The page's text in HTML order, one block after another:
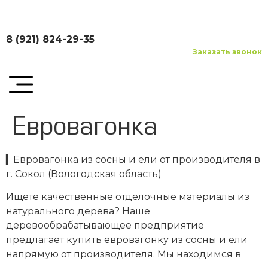
8 (921) 824-29-35
Заказать звонок
Евровагонка
▎Евровагонка из сосны и ели от производителя в
г. Сокол (Вологодская область)
Ищете качественные отделочные материалы из
натурального дерева? Наше
деревообрабатывающее предприятие
предлагает купить евровагонку из сосны и ели
напрямую от производителя. Мы находимся в